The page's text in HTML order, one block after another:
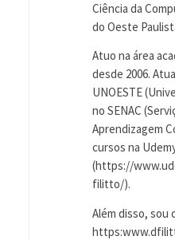
Ciência da
do Oeste
Atuo na área
desde 2006.
UNOESTE
no SENAC
Aprendizagem
cursos na
(https://
filitto/).
Além disso, sou